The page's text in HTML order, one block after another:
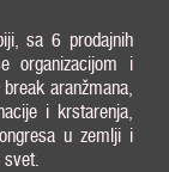
sa 6 prodajnih
organizacijom i
aranžmana,
i krstarenja,
u zemlji i
svet.